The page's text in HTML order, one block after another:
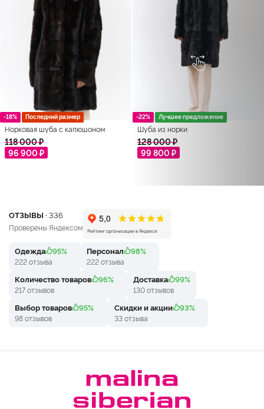
-18% Последний размер
Норковая шуба с капюшоном
118 000 ₽
96 900 ₽
-22% Лучшее предложение
Шуба из норки
128 000 ₽
99 800 ₽
ОТЗЫВЫ ·336
Проверены Яндексом
Одежда 95%
222 отзыва
Персонал 98%
222 отзыва
Количество товаров 96%
217 отзывов
Доставка 99%
130 отзывов
Выбор товаров 95%
98 отзывов
Скидки и акции 93%
33 отзыва